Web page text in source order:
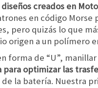
creados en
en código
pero quizás lo que
origen a un polímero
forma de “U”,
optimizar las
la batería. Nuestra